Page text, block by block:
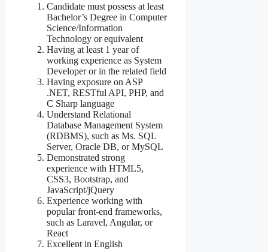
Candidate must possess at least
Bachelor’s Degree in Computer
Science/Information
Technology or equivalent
Having at least 1 year of
working experience as System
Developer or in the related field
Having exposure on ASP
.NET, RESTful API, PHP, and
C Sharp language
Understand Relational
Database Management System
(RDBMS), such as Ms. SQL
Server, Oracle DB, or MySQL
Demonstrated strong
experience with HTML5,
CSS3, Bootstrap, and
JavaScript/jQuery
Experience working with
popular front-end frameworks,
such as Laravel, Angular, or
React
Excellent in English